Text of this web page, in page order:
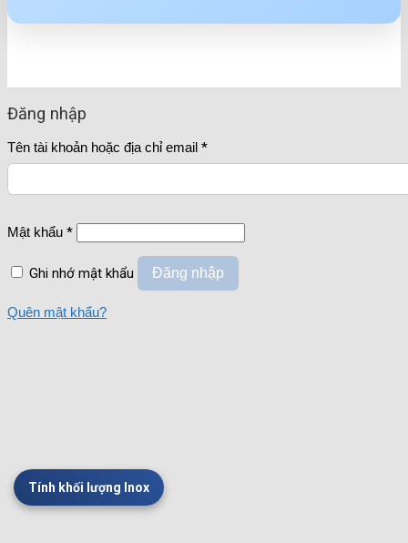
Tính khối lượng Inox
Đăng nhập
Tên tài khoản hoặc địa chỉ email *
Mật khẩu *
Ghi nhớ mật khẩu Đăng nhập
Quên mật khẩu?